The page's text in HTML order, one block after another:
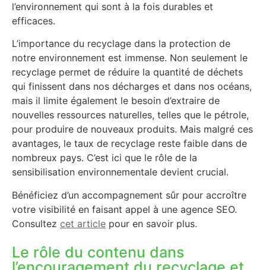
l’environnement qui sont à la fois durables et
efficaces.
L’importance du recyclage dans la protection de
notre environnement est immense. Non seulement le
recyclage permet de réduire la quantité de déchets
qui finissent dans nos décharges et dans nos océans,
mais il limite également le besoin d’extraire de
nouvelles ressources naturelles, telles que le pétrole,
pour produire de nouveaux produits. Mais malgré ces
avantages, le taux de recyclage reste faible dans de
nombreux pays. C’est ici que le rôle de la
sensibilisation environnementale devient crucial.
Bénéficiez d’un accompagnement sûr pour accroître
votre visibilité en faisant appel à une agence SEO.
Consultez cet article pour en savoir plus.
Le rôle du contenu dans